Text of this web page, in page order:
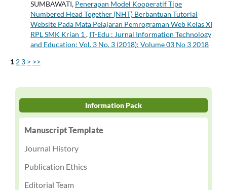
SUMBAWATI, Penerapan Model Kooperatif Tipe
Numbered Head Together (NHT) Berbantuan Tutorial
Website Pada Mata Pelajaran Pemrograman Web Kelas XI
RPL SMK Krian 1 , IT-Edu : Jurnal Information Technology
and Education: Vol. 3 No. 3 (2018): Volume 03 No 3 2018
1 2 3 > >>
Information Pack
Manuscript Template
Journal History
Publication Ethics
Editorial Team